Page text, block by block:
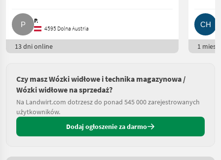
P.
4595 Dolna Austria
13 dni online 1
Czy masz Wózki widłowe i technika magazynowa /
Wózki widłowe na sprzedaż?
Na Landwirt.com dotrzesz do ponad 545 000 zarejestrowanych
użytkowników.
Dodaj ogłoszenie za darmo